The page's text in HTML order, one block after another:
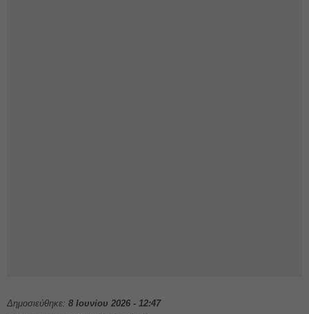
Δημοσιεύθηκε: 8 Ιουνίου 2026 - 12:47